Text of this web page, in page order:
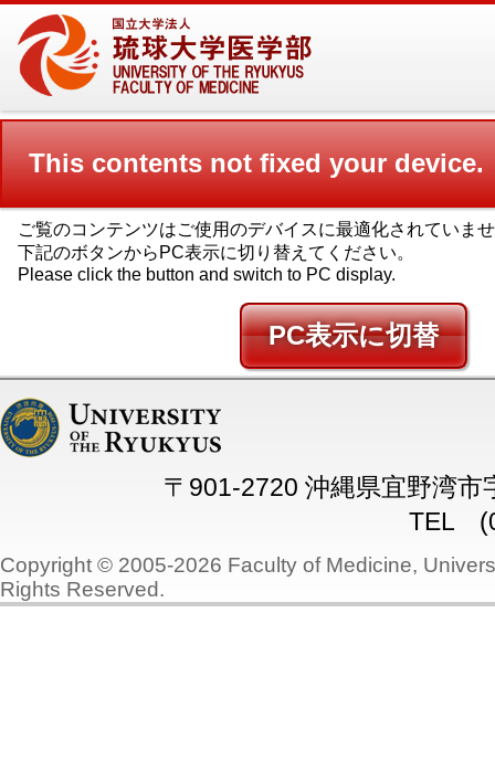
This contents not fixed your device.
ご覧のコンテンツはご使用のデバイスに最適化されていま
下記のボタンからPC表示に切り替えてください。
Please click the button and switch to PC display.
PC
〒901-2720 沖縄県宜野湾市
TEL
Copyright © 2005-2026 Faculty of Medicine,
Rights Reserved.